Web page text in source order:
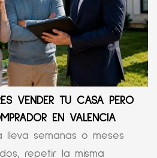
VENDER TU CASA PERO
EN VALENCIA
lleva semanas o meses
repetir la misma